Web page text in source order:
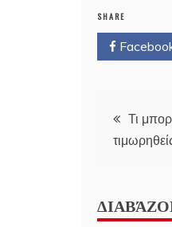
SHARE
PostΤι